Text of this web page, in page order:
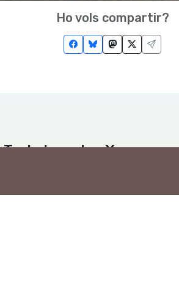
Ho vols compartir?
Troba'ns a les Xarxes